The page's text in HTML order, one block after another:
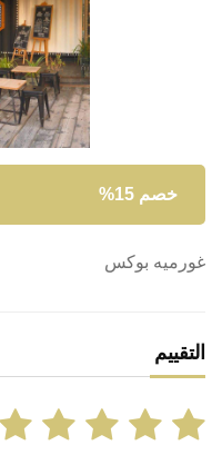
خصم 15%
غورميه بوكس
التقييم